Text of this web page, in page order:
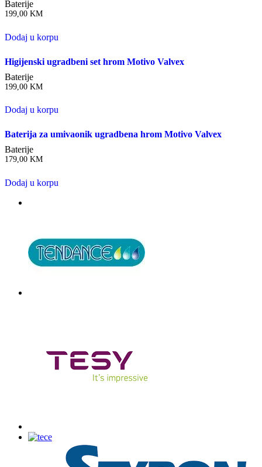
Baterije
199,00 KM
Dodaj u korpu
Higijenski ugradbeni set hrom Motivo Valvex
Baterije
199,00 KM
Dodaj u korpu
Baterija za umivaonik ugradbena hrom Motivo Valvex
Baterije
179,00 KM
Dodaj u korpu